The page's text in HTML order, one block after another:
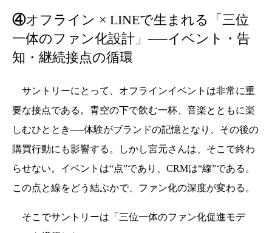
④オフライン × LINEで生まれる「三位
一体のファン化設計」──イベント・告
知・継続接点の循環
サントリーにとって、オフラインイベントは非常に重
要な接点である。青空の下で飲む一杯、音楽とともに楽
しむひととき──体験がブランドの記憶となり、その後の
購買行動にも影響する。
しかし宮元さんは、そこで終わ
らせない。イベントは“点”であり、CRMは“線”である。
この点と線をどう結ぶかで、ファン化の深度が変わる。
そこでサントリーは「三位一体のファン化促進モデ